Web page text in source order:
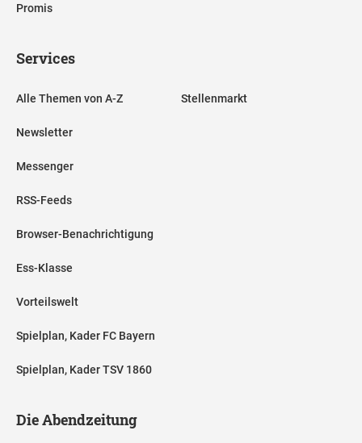
Promis
Services
Alle Themen von A-Z
Newsletter
Messenger
RSS-Feeds
Browser-Benachrichtigung
Ess-Klasse
Vorteilswelt
Spielplan, Kader FC Bayern
Spielplan, Kader TSV 1860
Stellenmarkt
Die Abendzeitung